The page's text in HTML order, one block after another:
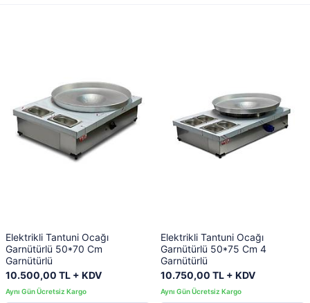
Elektrikli Tantuni Ocağı
Garnütürlü 50*70 Cm
Garnütürlü
10.500,00 TL + KDV
Elektrikli Tantuni Ocağı
Garnütürlü 50*75 Cm 4
Garnütürlü
10.750,00 TL + KDV